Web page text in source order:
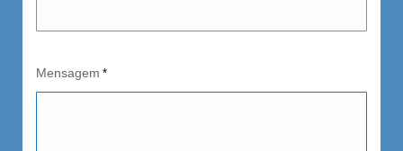
Mensagem *